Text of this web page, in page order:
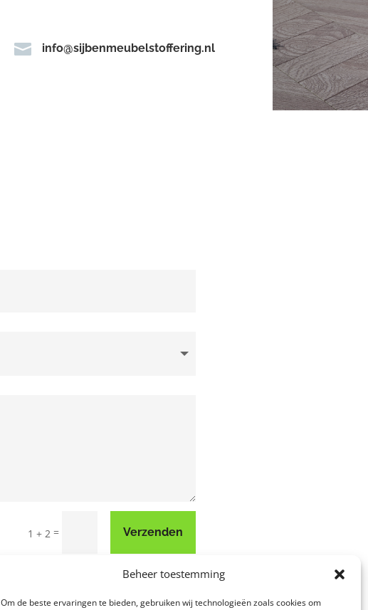
Beheer toestemming
Om de beste ervaringen te bieden, gebruiken wij technologieën zoals cookies om
 info@sijbenmeubelstoffering.nl
1 + 2 = Verzenden